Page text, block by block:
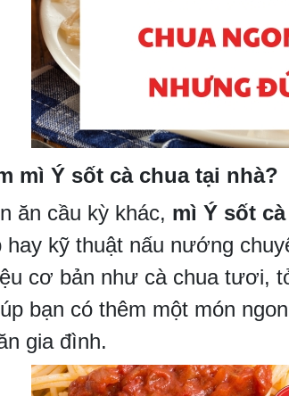
mì Ý sốt cà chua tại nhà?
ăn cầu kỳ khác, mì Ý sốt
hay kỹ thuật nấu nướng
cơ bản như cà chua tươi,
bạn có thêm một món
gia đình.